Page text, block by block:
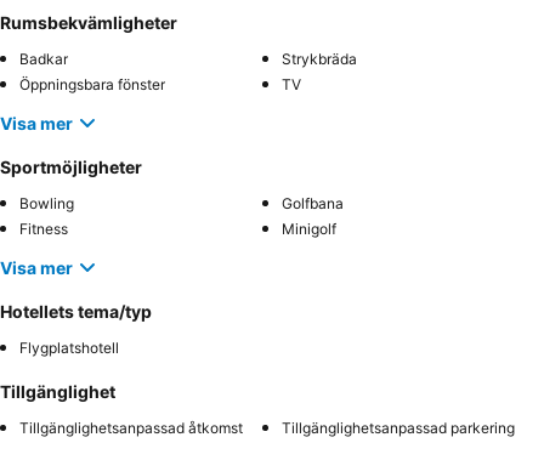
Rumsbekvämligheter
Badkar
Strykbräda
Öppningsbara fönster
TV
Visa mer
Sportmöjligheter
Bowling
Golfbana
Fitness
Minigolf
Visa mer
Hotellets tema/typ
Flygplatshotell
Tillgänglighet
Tillgänglighetsanpassad åtkomst Tillgänglighetsanpassad parkering